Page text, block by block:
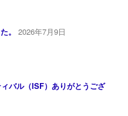
。 2026年7月9日
バル（ISF）ありがとうござ